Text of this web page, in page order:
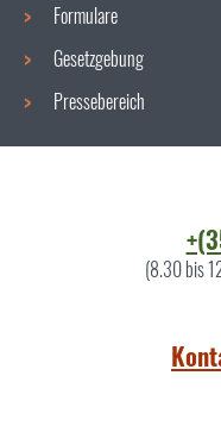
Formulare
Gesetzgebung
Pressebereich
(8.30 bis